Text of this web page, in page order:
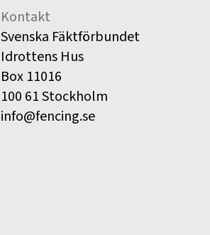
Kontakt
Svenska Fäktförbundet
Idrottens Hus
Box 11016
100 61 Stockholm
info@fencing.se